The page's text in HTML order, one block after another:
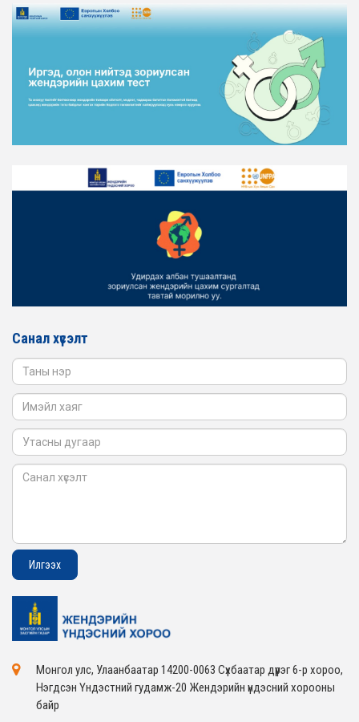
ЖЕНДЭРИЙН ҮНДЭСНИЙ ХОРООНЫ АЖЛЫН АЛБАНЫ
ТӨЛӨӨЛӨЛ ХОТ БАЙГУУЛАЛТ, БАРИЛГА, ОРОН
СУУЦЖУУЛАЛТЫН ЯАМАНД АЖИЛЛАВ
2026-02-16
ЖЕНДЭРИЙН ЭРХ ТЭГШ БАЙДЛЫГ ХАНГАХ ҮЙЛ
АЖИЛЛАГААГ ЭРЧИМЖҮҮЛЭХ САРЫН ХУВААРЬТАЙ
2026-02-16
ЖЕНДЭРИЙН ҮНДЭСНИЙ ХОРООНЫ АЖЛЫН АЛБАНЫ
ТӨЛӨӨЛӨЛ ЗАМ ТЭЭВРИЙН ЯАМАНД АЖИЛЛАВ
ЖЕНДЭРИЙН ҮНДЭСНИЙ ХОРООНЫ АЖЛЫН АЛБАНЫ
ТӨЛӨӨЛӨЛ БАТЛАН ХАМГААЛАХ ЯАМАНД
Санал хүсэлт
Монгол улс, Улаанбаатар 14200-0063 Сүхбаатар дүүрэг 6-р хороо,
Нэгдсэн Үндэстний гудамж-20 Жендэрийн үндэсний хорооны
байр